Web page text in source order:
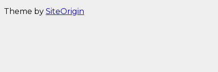
Theme by SiteOrigin